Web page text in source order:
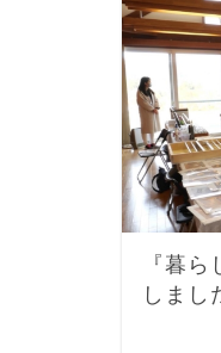
『暮
しまし